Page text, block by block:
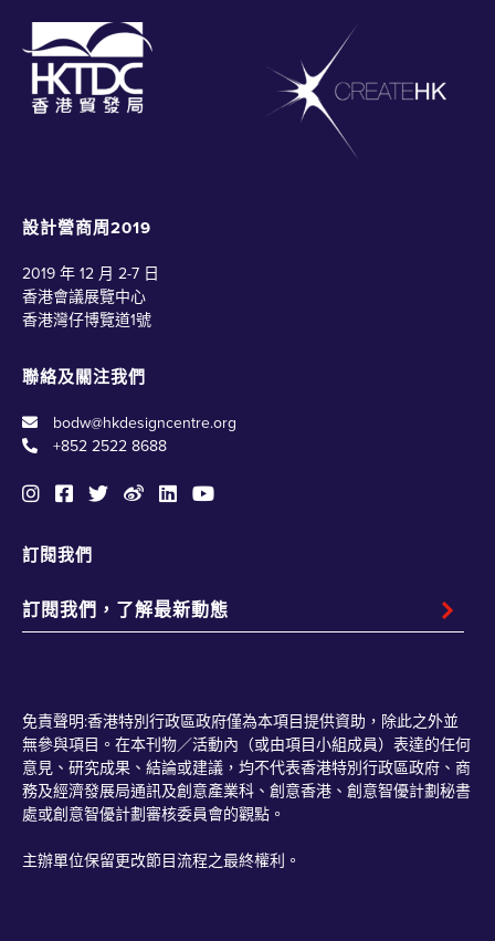
設計營商周2019
2019 年 12 月 2-7 日
香港會議展覽中心
香港灣仔博覽道1號
聯絡及關注我們
bodw@hkdesigncentre.org
+852 2522 8688
訂閱我們
免責聲明:香港特別行政區政府僅為本項目提供資助，除此之外並
無參與項目。在本刊物／活動內（或由項目小組成員）表達的任何
意見、研究成果、結論或建議，均不代表香港特別行政區政府、商
務及經濟發展局通訊及創意產業科、創意香港、創意智優計劃秘書
處或創意智優計劃審核委員會的觀點。
主辦單位保留更改節目流程之最終權利。